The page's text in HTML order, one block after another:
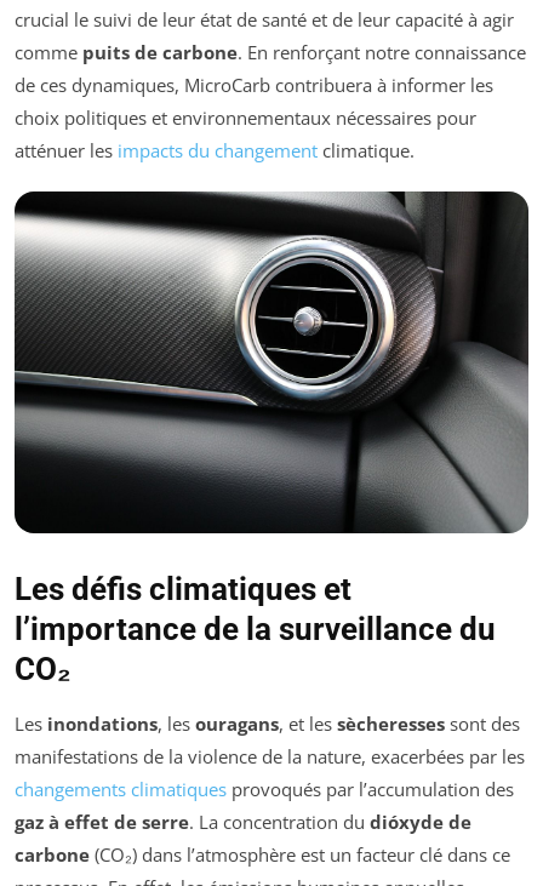
crucial le suivi de leur état de santé et de leur capacité à agir
comme puits de carbone. En renforçant notre connaissance
de ces dynamiques, MicroCarb contribuera à informer les
choix politiques et environnementaux nécessaires pour
atténuer les impacts du changement climatique.
Les défis climatiques et
l’importance de la surveillance du
CO₂
Les inondations, les ouragans, et les sècheresses sont des
manifestations de la violence de la nature, exacerbées par les
changements climatiques provoqués par l’accumulation des
gaz à effet de serre. La concentration du dióxyde de
carbone (CO₂) dans l’atmosphère est un facteur clé dans ce